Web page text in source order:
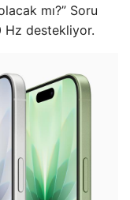
mı?” Soru
Hz destekliyor.